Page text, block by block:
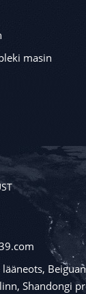
masin
Shandongi